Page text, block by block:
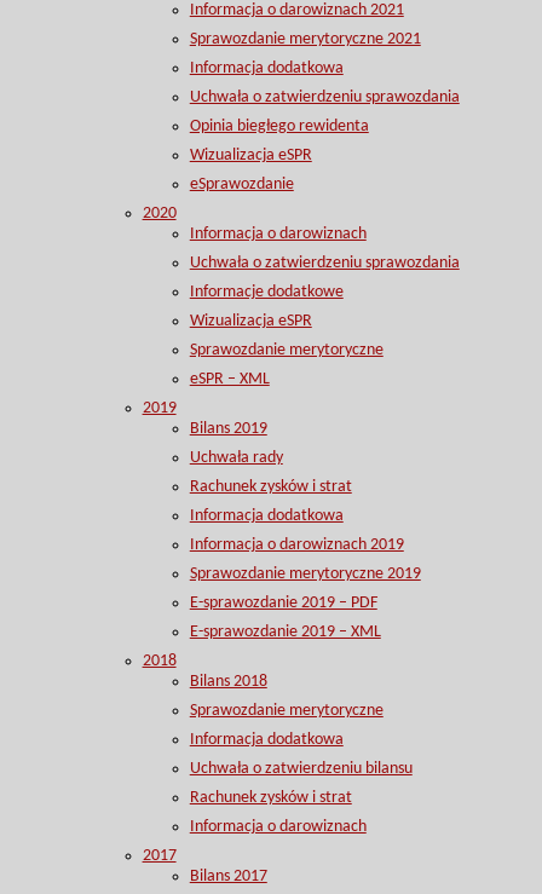
Informacja o darowiznach 2021
Sprawozdanie merytoryczne 2021
Informacja dodatkowa
Uchwała o zatwierdzeniu sprawozdania
Opinia biegłego rewidenta
Wizualizacja eSPR
eSprawozdanie
2020
Informacja o darowiznach
Uchwała o zatwierdzeniu sprawozdania
Informacje dodatkowe
Wizualizacja eSPR
Sprawozdanie merytoryczne
eSPR – XML
2019
Bilans 2019
Uchwała rady
Rachunek zysków i strat
Informacja dodatkowa
Informacja o darowiznach 2019
Sprawozdanie merytoryczne 2019
E-sprawozdanie 2019 – PDF
E-sprawozdanie 2019 – XML
2018
Bilans 2018
Sprawozdanie merytoryczne
Informacja dodatkowa
Uchwała o zatwierdzeniu bilansu
Rachunek zysków i strat
Informacja o darowiznach
2017
Bilans 2017